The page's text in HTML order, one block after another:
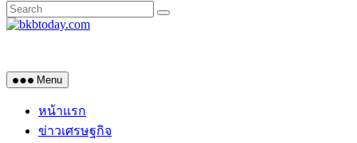
Menu
หน้าแรก
ข่าวเศรษฐกิจ